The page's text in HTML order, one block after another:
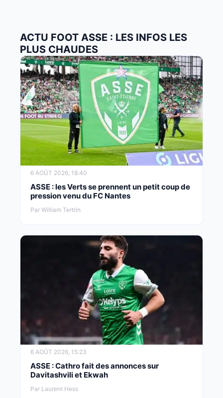
ACTU FOOT ASSE : LES INFOS LES
PLUS CHAUDES
6 AOÛT 2026, 18:40
ASSE : les Verts se prennent un petit coup de
pression venu du FC Nantes
Par William Tertrin
6 AOÛT 2026, 15:23
ASSE : Cathro fait des annonces sur
Davitashvili et Ekwah
Par Laurent Hess